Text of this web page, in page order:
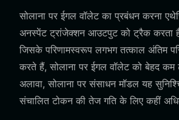
सोलाना पर ईगल वॉलेट का प्रबंधन करना
अनस्पेंट ट्रांजेक्शन आउटपुट को ट्रैक करता है,
जिसके परिणामस्वरूप लगभग तत्काल अंतिम
करते हैं, सोलाना पर ईगल वॉलेट को बेहद कम
अलावा, सोलाना पर संसाधन मॉडल यह
संचालित टोकन की तेज गति के लिए कहीं